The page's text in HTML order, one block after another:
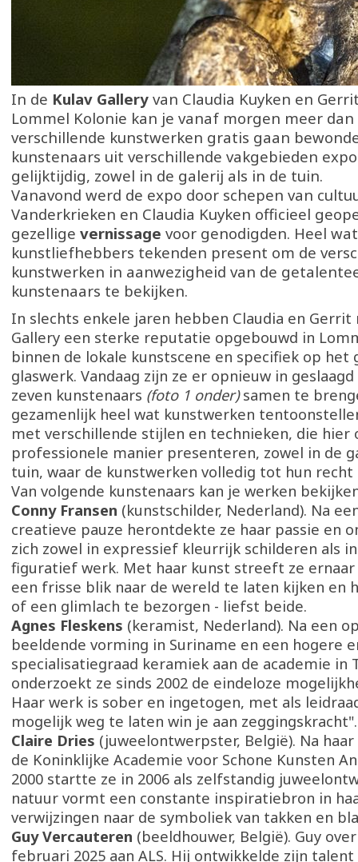
In de Kulav Gallery van Claudia Kuyken en
Lommel Kolonie kan je vanaf morgen meer dan
verschillende kunstwerken gratis gaan
kunstenaars uit verschillende vakgebieden
gelijktijdig, zowel in de galerij als in de tuin.
Vanavond werd de expo door schepen van
Vanderkrieken en Claudia Kuyken officieel
gezellige vernissage voor genodigden. Heel wat
kunstliefhebbers tekenden present om de
kunstwerken in aanwezigheid van de
kunstenaars te bekijken.
In slechts enkele jaren hebben Claudia en Gerrit
Gallery een sterke reputatie opgebouwd in
binnen de lokale kunstscene en specifiek op het
glaswerk. Vandaag zijn ze er opnieuw in
zeven kunstenaars (foto 1 onder)samen te
gezamenlijk heel wat kunstwerken
met verschillende stijlen en technieken, die hier
professionele manier presenteren, zowel in de
tuin, waar de kunstwerken volledig tot hun recht
Van volgende kunstenaars kan je werken
Conny Fransen (kunstschilder, Nederland). Na
creatieve pauze herontdekte ze haar passie en
zich zowel in expressief kleurrijk schilderen als
figuratief werk. Met haar kunst streeft ze
een frisse blik naar de wereld te laten kijken en
of een glimlach te bezorgen - liefst beide.
Agnes Fleskens (keramist, Nederland). Na een
beeldende vorming in Suriname en een hogere
specialisatiegraad keramiek aan de academie in
onderzoekt ze sinds 2002 de eindeloze
Haar werk is sober en ingetogen, met als
mogelijk weg te laten win je aan zeggingskracht".
Claire Dries (juweelontwerpster, België). Na
de Koninklijke Academie voor Schone Kunsten
2000 startte ze in 2006 als zelfstandig
natuur vormt een constante inspiratiebron in
verwijzingen naar de symboliek van takken en
Guy Vercauteren (beeldhouwer, België). Guy
februari 2025 aan ALS. Hij ontwikkelde zijn talent